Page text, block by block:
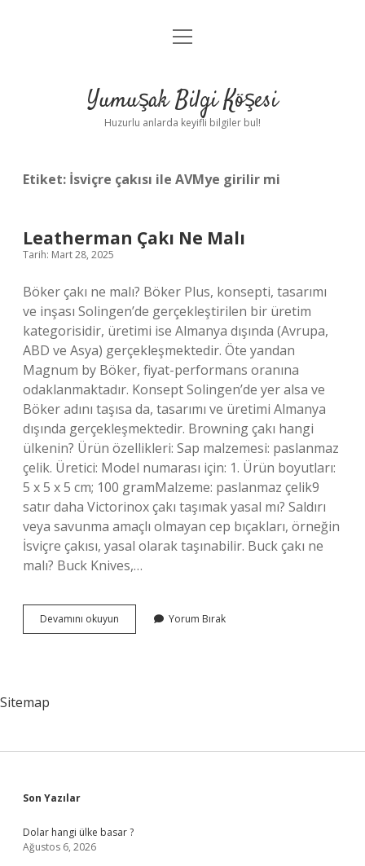
Anasayfa
Yasal Uyarı
menüyü
Yumuşak Bilgi Köşesi
Huzurlu anlarda keyifli bilgiler bul!
Etiket: İsviçre çakısı ile AVMye girilir mi
Leatherman Çakı Ne Malı
Tarih: Mart 28, 2025
Böker çakı ne malı? Böker Plus, konsepti, tasarımı
ve inşası Solingen’de gerçekleştirilen bir üretim
kategorisidir, üretimi ise Almanya dışında (Avrupa,
ABD ve Asya) gerçekleşmektedir. Öte yandan
Magnum by Böker, fiyat-performans oranına
odaklanmaktadır. Konsept Solingen’de yer alsa ve
Böker adını taşısa da, tasarımı ve üretimi Almanya
dışında gerçekleşmektedir. Browning çakı hangi
ülkenin? Ürün özellikleri: Sap malzemesi: paslanmaz
çelik. Üretici: Model numarası için: 1. Ürün boyutları:
5 x 5 x 5 cm; 100 gramMalzeme: paslanmaz çelik9
satır daha Victorinox çakı taşımak yasal mı? Saldırı
veya savunma amaçlı olmayan cep bıçakları, örneğin
İsviçre çakısı, yasal olarak taşınabilir. Buck çakı ne
malı? Buck Knives,…
Devamını okuyun Leatherman
Çakı
Yorum Bırak
Sitemap
Sidebar
Son Yazılar
Dolar hangi ülke basar ?
Ağustos 6, 2026